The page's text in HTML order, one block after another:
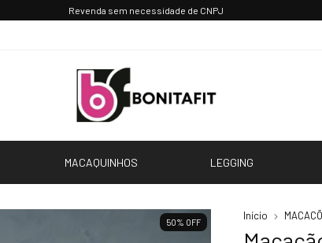
Revenda sem necessidade de CNPJ
MACAQUINHOS LEGGING
50% OFF
Início